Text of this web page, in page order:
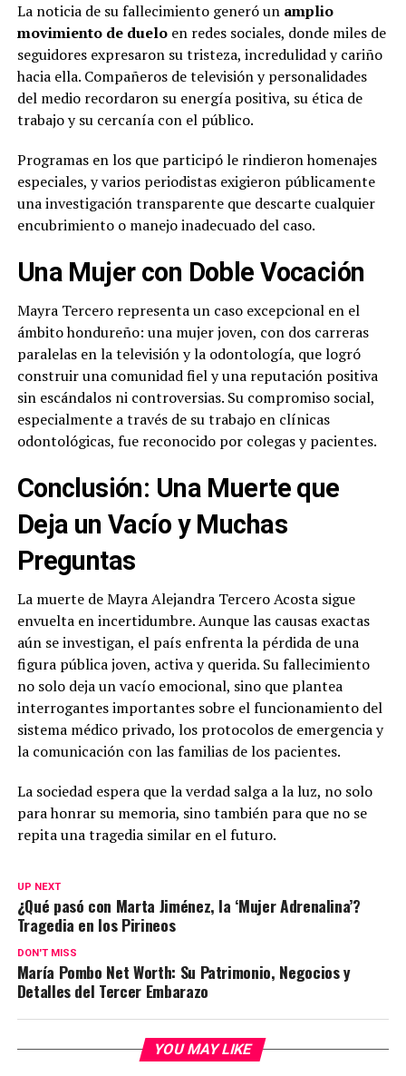
La noticia de su fallecimiento generó un amplio
movimiento de dueloen redes sociales, donde miles de
seguidores expresaron su tristeza, incredulidad y cariño
hacia ella. Compañeros de televisión y personalidades
del medio recordaron su energía positiva, su ética de
trabajo y su cercanía con el público.
Programas en los que participó le rindieron homenajes
especiales, y varios periodistas exigieron públicamente
una investigación transparente que descarte cualquier
encubrimiento o manejo inadecuado del caso.
Una Mujer con Doble Vocación
Mayra Tercero representa un caso excepcional en el
ámbito hondureño: una mujer joven, con dos carreras
paralelas en la televisión y la odontología, que logró
construir una comunidad fiel y una reputación positiva
sin escándalos ni controversias. Su compromiso social,
especialmente a través de su trabajo en clínicas
odontológicas, fue reconocido por colegas y pacientes.
Conclusión: Una Muerte que
Deja un Vacío y Muchas
Preguntas
La muerte de Mayra Alejandra Tercero Acosta sigue
envuelta en incertidumbre. Aunque las causas exactas
aún se investigan, el país enfrenta la pérdida de una
figura pública joven, activa y querida. Su fallecimiento
no solo deja un vacío emocional, sino que plantea
interrogantes importantes sobre el funcionamiento del
sistema médico privado, los protocolos de emergencia y
la comunicación con las familias de los pacientes.
La sociedad espera que la verdad salga a la luz, no solo
para honrar su memoria, sino también para que no se
repita una tragedia similar en el futuro.
UP NEXT
¿Qué pasó con Marta Jiménez, la ‘Mujer Adrenalina’?
Tragedia en los Pirineos
DON'T MISS
María Pombo Net Worth: Su Patrimonio, Negocios y
Detalles del Tercer Embarazo
YOU MAY LIKE